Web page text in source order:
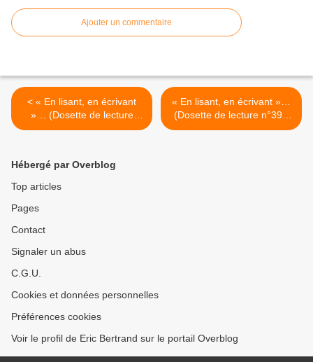
Ajouter un commentaire
< « En lisant, en écrivant
»… (Dosette de lecture
n°37). Jean Giono : « Que
« En lisant, en écrivant »…
(Dosette de lecture n°39).
Ray Bradbury : «
Hébergé par Overblog
Top articles
Pages
Contact
Signaler un abus
C.G.U.
Cookies et données personnelles
Préférences cookies
Voir le profil de Eric Bertrand sur le portail Overblog